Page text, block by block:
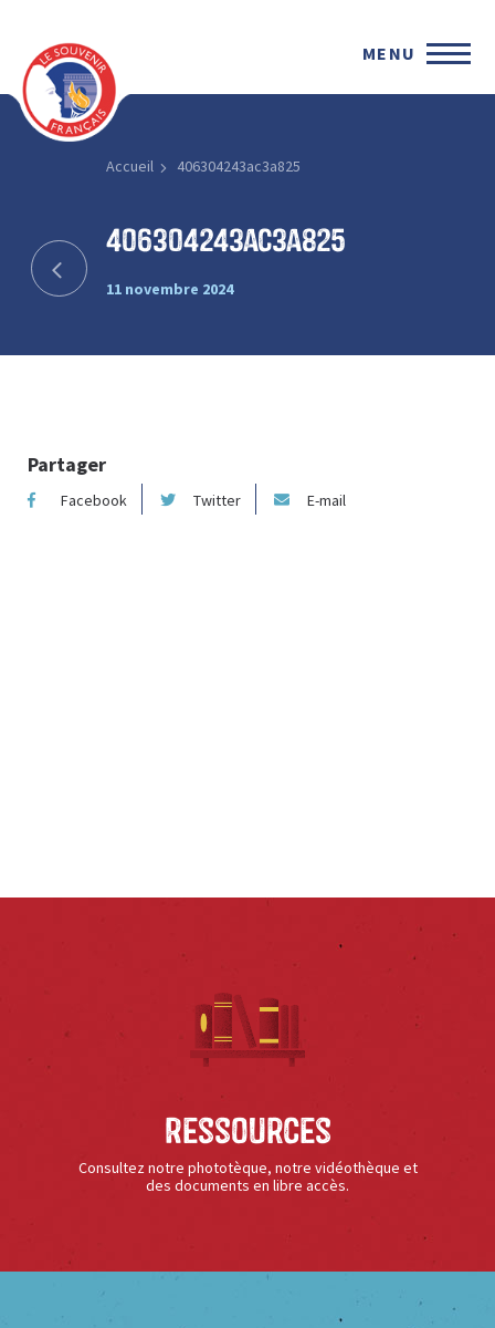
MENU
Accueil 406304243ac3a825
406304243ac3a825
11 novembre 2024
Partager
Facebook Twitter E-mail
Ressources
Consultez notre phototèque, notre vidéothèque et
des documents en libre accès.